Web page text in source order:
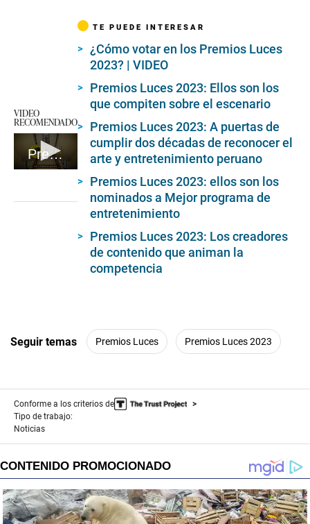
VIDEO
RECOMENDADO
Premios Luces 2024
TE PUEDE INTERESAR
¿Cómo votar en los Premios Luces
2023? | VIDEO
Premios Luces 2023: Ellos son los
que compiten sobre el escenario
Premios Luces 2023: A puertas de
cumplir dos décadas de reconocer el
arte y entretenimiento peruano
Premios Luces 2023: ellos son los
nominados a Mejor programa de
entretenimiento
Premios Luces 2023: Los creadores
de contenido que animan la
competencia
Seguir temas Premios Luces Premios Luces 2023
Conforme a los criterios de
Tipo de trabajo:
Noticias